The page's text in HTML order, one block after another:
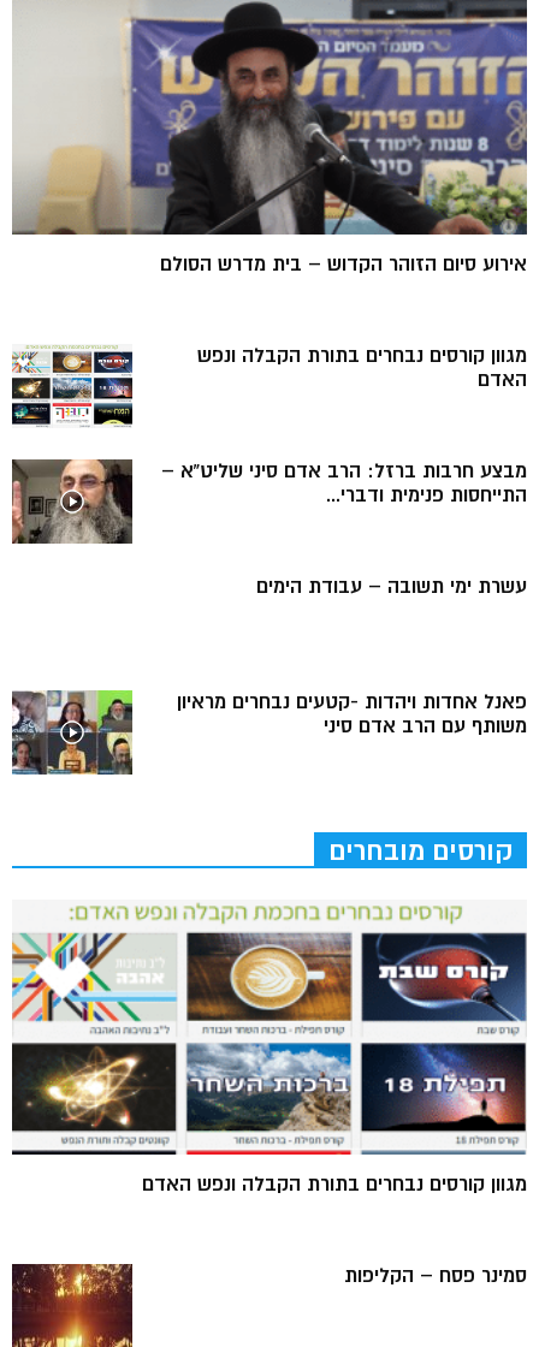
אירוע סיום הזוהר הקדוש – בית מדרש הסולם
מגוון קורסים נבחרים בתורת הקבלה ונפש
האדם
מבצע חרבות ברזל: הרב אדם סיני שליט”א –
התייחסות פנימית ודברי...
עשרת ימי תשובה – עבודת הימים
פאנל אחדות ויהדות -קטעים נבחרים מראיון
משותף עם הרב אדם סיני
קורסים מובחרים
מגוון קורסים נבחרים בתורת הקבלה ונפש האדם
סמינר פסח – הקליפות